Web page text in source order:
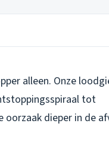
alleen. Onze
tot
oorzaak dieper in de